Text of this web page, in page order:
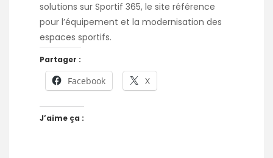
solutions sur Sportif 365, le site référence
pour l’équipement et la modernisation des
espaces sportifs.
Partager :
Facebook X
J’aime ça :